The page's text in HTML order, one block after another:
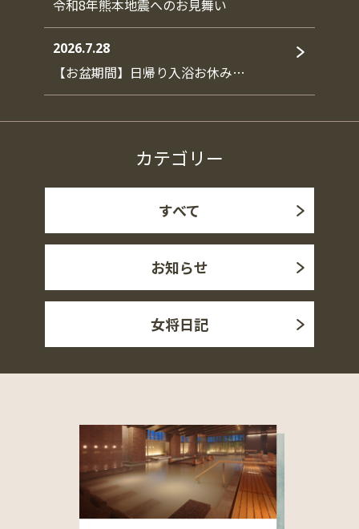
令和8年熊本地震へのお見舞い
2026.7.28
【お盆期間】日帰り入浴お休み…
カテゴリー
すべて
お知らせ
女将日記